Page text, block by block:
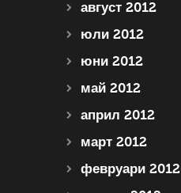
август 2012
юли 2012
юни 2012
май 2012
април 2012
март 2012
февруари 2012